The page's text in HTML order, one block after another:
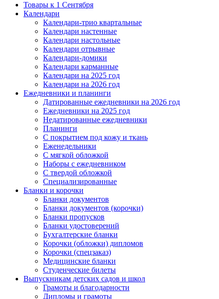
Товары к 1 Сентября
Календари
Календари-трио квартальные
Календари настенные
Календари настольные
Календари отрывные
Календари-домики
Календари карманные
Календари на 2025 год
Календари на 2026 год
Ежедневники и планинги
Датированные ежедневники на 2026 год
Ежедневники на 2025 год
Недатированные ежедневники
Планинги
С покрытием под кожу и ткань
Еженедельники
С мягкой обложкой
Наборы с ежедневником
С твердой обложкой
Специализированные
Бланки и корочки
Бланки документов
Бланки документов (корочки)
Бланки пропусков
Бланки удостоверений
Бухгалтерские бланки
Корочки (обложки) дипломов
Корочки (спецзаказ)
Медицинские бланки
Студенческие билеты
Выпускникам детских садов и школ
Грамоты и благодарности
Дипломы и грамоты